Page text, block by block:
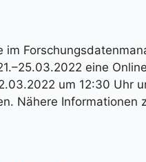
eine
um 12:30 Uhr
Nähere Informationen